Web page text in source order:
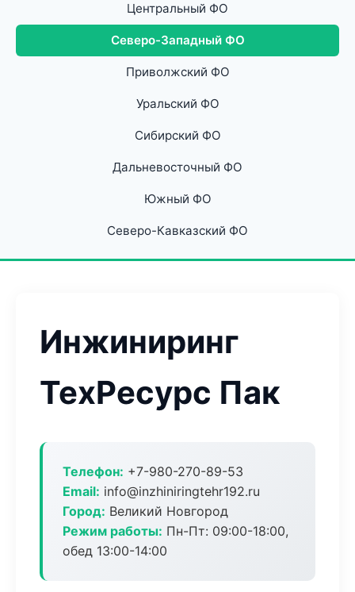
Центральный ФО
Северо-Западный ФО
Приволжский ФО
Уральский ФО
Сибирский ФО
Дальневосточный ФО
Южный ФО
Северо-Кавказский ФО
Инжиниринг
ТехРесурс Пак
Телефон: +7-980-270-89-53
Email: info@inzhiniringtehr192.ru
Город: Великий Новгород
Режим работы: Пн-Пт: 09:00-18:00,
обед 13:00-14:00